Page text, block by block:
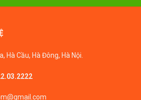
Hà Cầu, Hà Đông, Hà Nội.